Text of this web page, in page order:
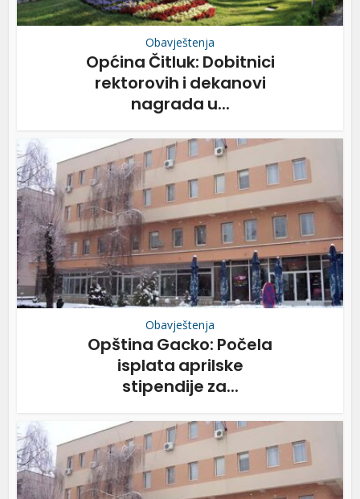
Obavještenja
Općina Čitluk: Dobitnici
rektorovih i dekanovi
nagrada u...
Obavještenja
Opština Gacko: Počela
isplata aprilske
stipendije za...